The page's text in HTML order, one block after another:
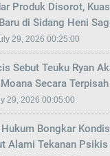
Produk Disorot,
di Sidang Heni
29, 2026 00:25:00
Sebut Teuku Ryan
Secara Terpisah
29, 2026 00:05:00
Hukum Bongkar
Alami Tekanan Psikis